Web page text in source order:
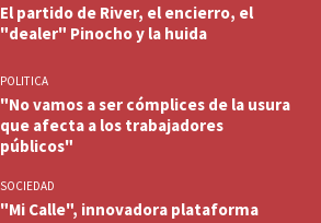
El partido de River, el encierro, el
"dealer" Pinocho y la huida
POLITICA
"No vamos a ser cómplices de la usura
que afecta a los trabajadores
públicos"
SOCIEDAD
"Mi Calle", innovadora plataforma